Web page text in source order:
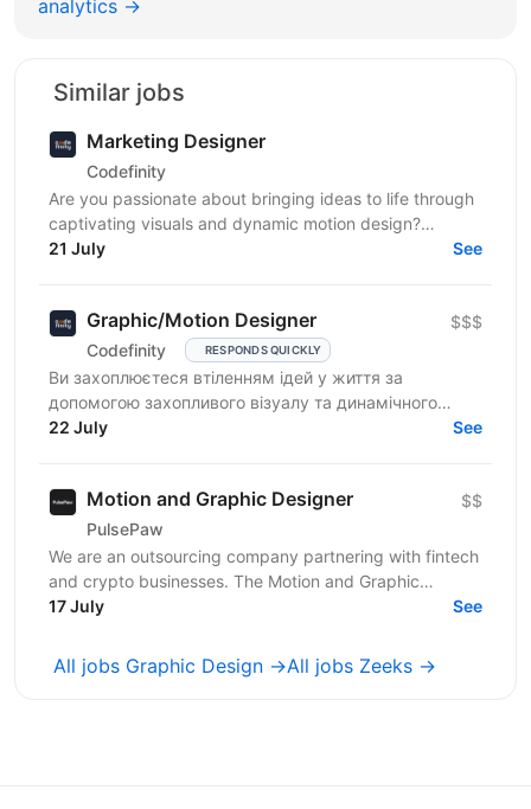
analytics →
Similar jobs
Marketing Designer
Codefinity
Are you passionate about bringing ideas to life through
captivating visuals and dynamic motion design?
Codefinity, a leading online learning platform, is...
21 July See
Graphic/Motion Designer
Codefinity RESPONDS QUICKLY
$$$
Ви захоплюєтеся втіленням ідей у життя за
допомогою захопливого візуалу та динамічного
моушн-дизайну? Codefinity, провідна платформа для
22 July See
Motion and Graphic Designer
PulsePaw
$$
We are an outsourcing company partnering with fintech
and crypto businesses. The Motion and Graphic
Designer role is part of a client ecosystem project...
17 July See
All jobs Graphic Design →All jobs Zeeks →